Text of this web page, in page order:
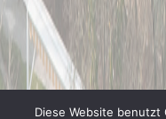
Diese Website